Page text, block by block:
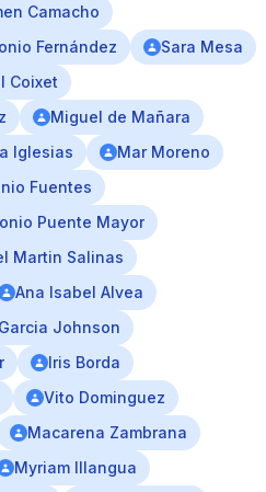
Camacho
Fernández
Sara Mesa
Coixet
Miguel de Mañara
Iglesias
Mar Moreno
Fuentes
Puente Mayor
Martin Salinas
Ana Isabel Alvea
Johnson
Iris Borda
Vito Dominguez
Macarena Zambrana
Myriam Illangua